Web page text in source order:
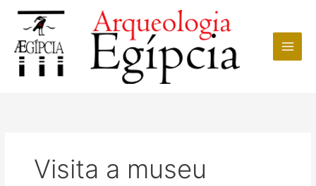
conteúdo
Visita a museu